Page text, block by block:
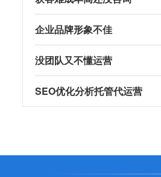
企业品牌形象不佳
没团队又不懂运营
SEO优化分析托管代运营